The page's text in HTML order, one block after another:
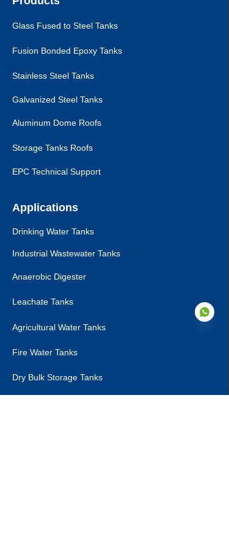
Glass Fused to Steel Tanks
Fusion Bonded Epoxy Tanks
Stainless Steel Tanks
Galvanized Steel Tanks
Aluminum Dome Roofs
Storage Tanks Roofs
EPC Technical Support
Applications
Drinking Water Tanks
Industrial Wastewater Tanks
Anaerobic Digester
Leachate Tanks
Agricultural Water Tanks
Fire Water Tanks
Dry Bulk Storage Tanks
IT